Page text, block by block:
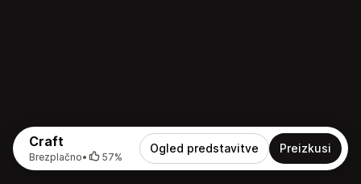
Craft
Brezplačno• 57%
Ogled predstavitve Preizkusi